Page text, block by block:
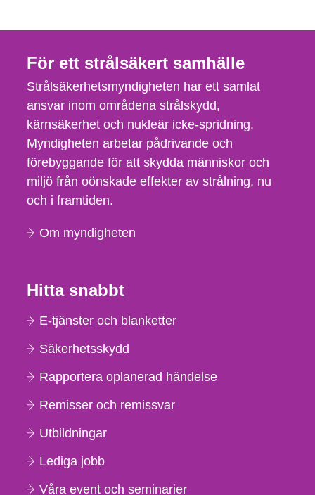
För ett strålsäkert samhälle
Strålsäkerhetsmyndigheten har ett samlat
ansvar inom områdena strålskydd,
kärnsäkerhet och nukleär icke-spridning.
Myndigheten arbetar pådrivande och
förebyggande för att skydda människor och
miljö från oönskade effekter av strålning, nu
och i framtiden.
Om myndigheten
Hitta snabbt
E-tjänster och blanketter
Säkerhetsskydd
Rapportera oplanerad händelse
Remisser och remissvar
Utbildningar
Lediga jobb
Våra event och seminarier